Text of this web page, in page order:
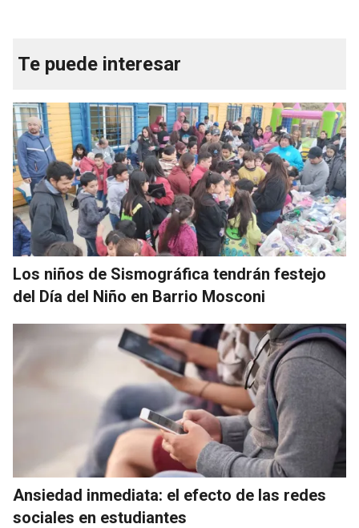
Te puede interesar
Los niños de Sismográfica tendrán festejo
del Día del Niño en Barrio Mosconi
Ansiedad inmediata: el efecto de las redes
sociales en estudiantes